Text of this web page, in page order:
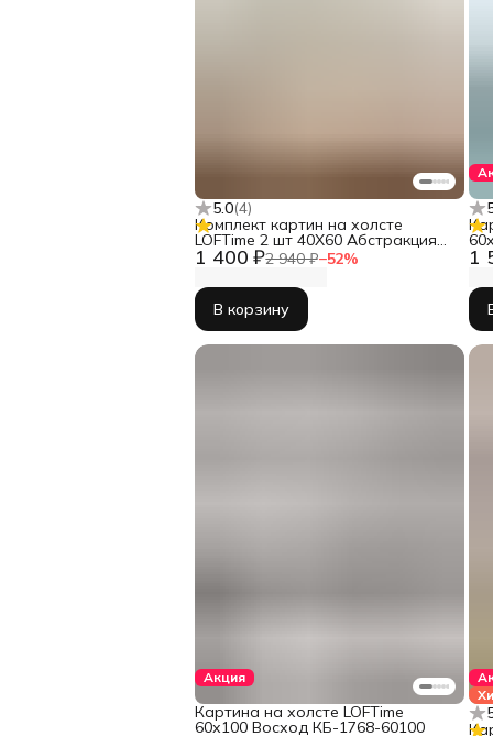
5.0(4)
1 400 ₽2 940 ₽−52%
Комплект картин на холсте
LOFTime 2 шт 40Х60 Абстракция
пятна беж зел КC-1901-4060
В корзину
1
Акция
Картина на холсте LOFTime
60х100 Восход КБ-1768-60100